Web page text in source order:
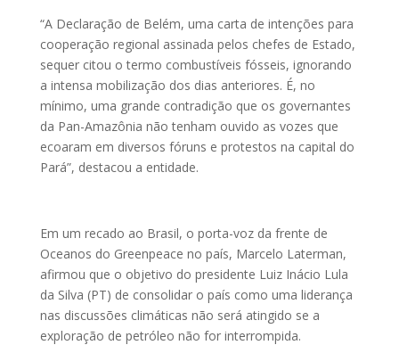
“A Declaração de Belém, uma carta de intenções para
cooperação regional assinada pelos chefes de Estado,
sequer citou o termo combustíveis fósseis, ignorando
a intensa mobilização dos dias anteriores. É, no
mínimo, uma grande contradição que os governantes
da Pan-Amazônia não tenham ouvido as vozes que
ecoaram em diversos fóruns e protestos na capital do
Pará”, destacou a entidade.
Em um recado ao Brasil, o porta-voz da frente de
Oceanos do Greenpeace no país, Marcelo Laterman,
afirmou que o objetivo do presidente Luiz Inácio Lula
da Silva (PT) de consolidar o país como uma liderança
nas discussões climáticas não será atingido se a
exploração de petróleo não for interrompida.